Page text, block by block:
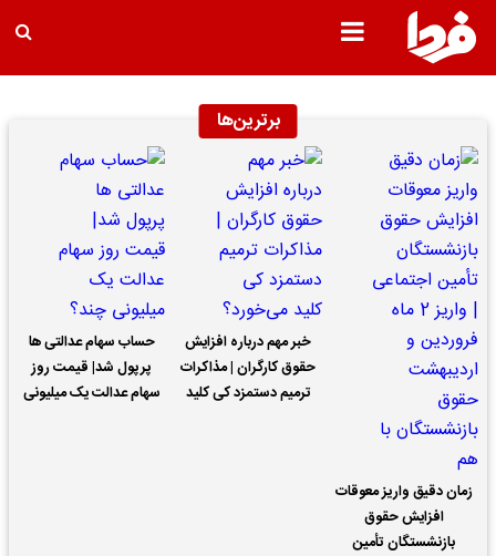
برترین‌ها
زمان دقیق واریز معوقات
افزایش حقوق
بازنشستگان تأمین
خبر مهم درباره افزایش
حقوق کارگران | مذاکرات
ترمیم دستمزد کی کلید
حساب سهام عدالتی ها
پرپول شد| قیمت روز
سهام عدالت یک میلیونی